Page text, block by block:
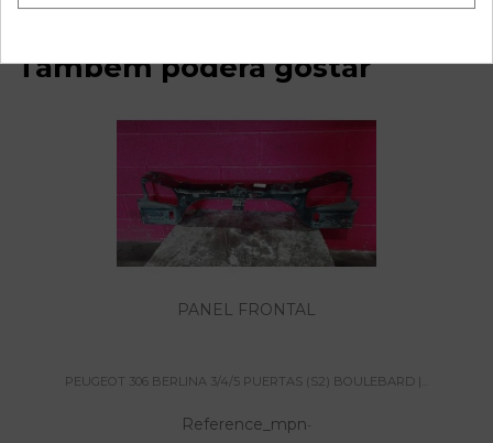
Também poderá gostar
PANEL FRONTAL
PEUGEOT 306 BERLINA 3/4/5 PUERTAS (S2) BOULEBARD |...
Reference_mpn-